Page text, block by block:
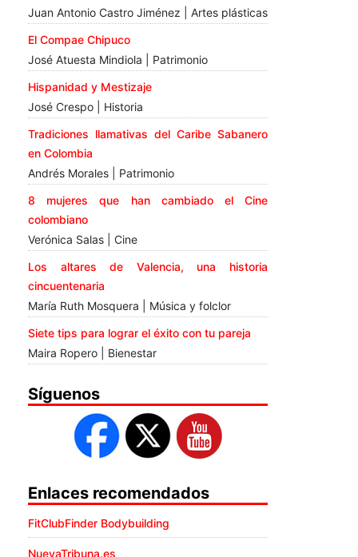
Juan Antonio Castro Jiménez | Artes plásticas
El Compae Chipuco
José Atuesta Mindiola | Patrimonio
Hispanidad y Mestizaje
José Crespo | Historia
Tradiciones llamativas del Caribe Sabanero
en Colombia
Andrés Morales | Patrimonio
8 mujeres que han cambiado el Cine
colombiano
Verónica Salas | Cine
Los altares de Valencia, una historia
cincuentenaria
María Ruth Mosquera | Música y folclor
Siete tips para lograr el éxito con tu pareja
Maira Ropero | Bienestar
Síguenos
Enlaces recomendados
FitClubFinder Bodybuilding
NuevaTribuna.es